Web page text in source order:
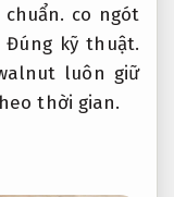
co ngót
Đúng kỹ thuật.
luôn giữ
thời gian.